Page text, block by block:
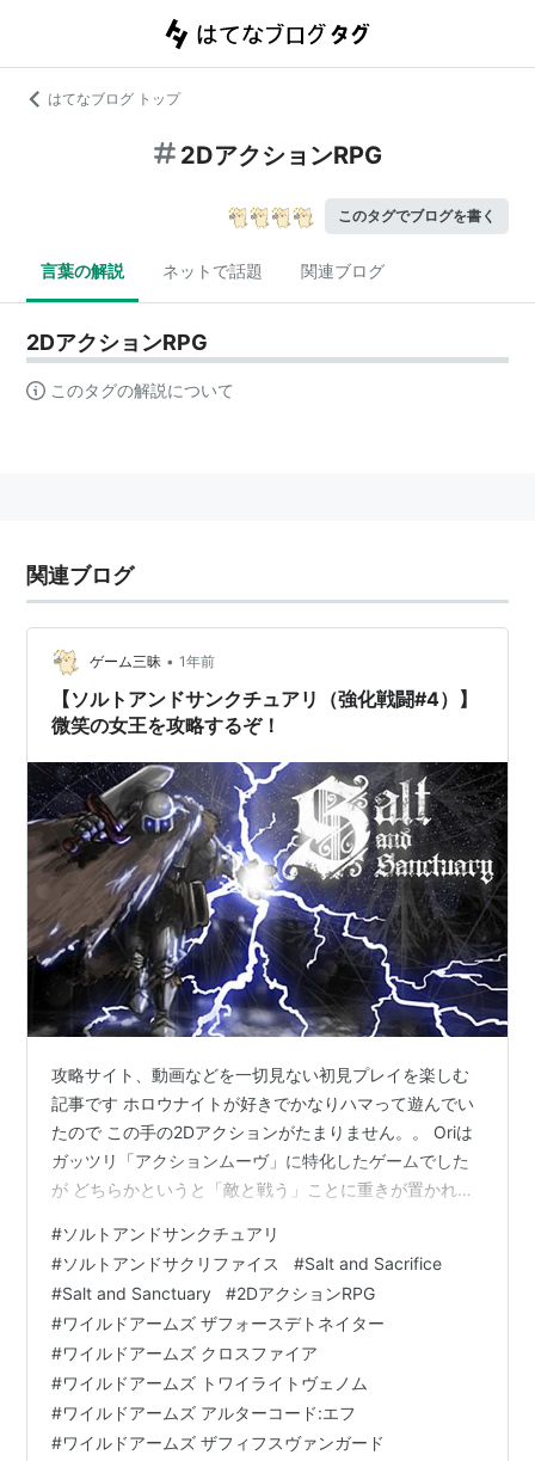
はてなブログ トップ
2DアクションRPG
このタグでブログを書く
言葉の解説 ネットで話題 関連ブログ
2DアクションRPG
このタグの解説について
関連ブログ
ゲーム三昧 • 1年前
【ソルトアンドサンクチュアリ（強化戦闘#4）】
微笑の女王を攻略するぞ！
攻略サイト、動画などを一切見ない初見プレイを楽しむ
記事です ホロウナイトが好きでかなりハマって遊んでい
たので この手の2Dアクションがたまりません。。 Oriは
ガッツリ「アクションムーヴ」に特化したゲームでした
が どちらかというと「敵と戦う」ことに重きが置かれて
ん、作るのが大変なんだろうね？ ドラクエ風のRPGは所
詮は「数値的な」遊びでしかなくて、ゆえに作るのは簡
単で 子供たちが紙面上で再現することだって可能なゲー
ム性で アクションはそうはいかない そしてアクションゲ
ームは「プレイヤーのプレイングの再現性」という点で
無限大に広がるパターン…
#ソルトアンドサンクチュアリ
#ソルトアンドサクリファイス #Salt and Sacrifice
#Salt and Sanctuary #2DアクションRPG
#ワイルドアームズ ザフォースデトネイター
#ワイルドアームズ クロスファイア
#ワイルドアームズ トワイライトヴェノム
#ワイルドアームズ アルターコード:エフ
#ワイルドアームズ ザフィフスヴァンガード